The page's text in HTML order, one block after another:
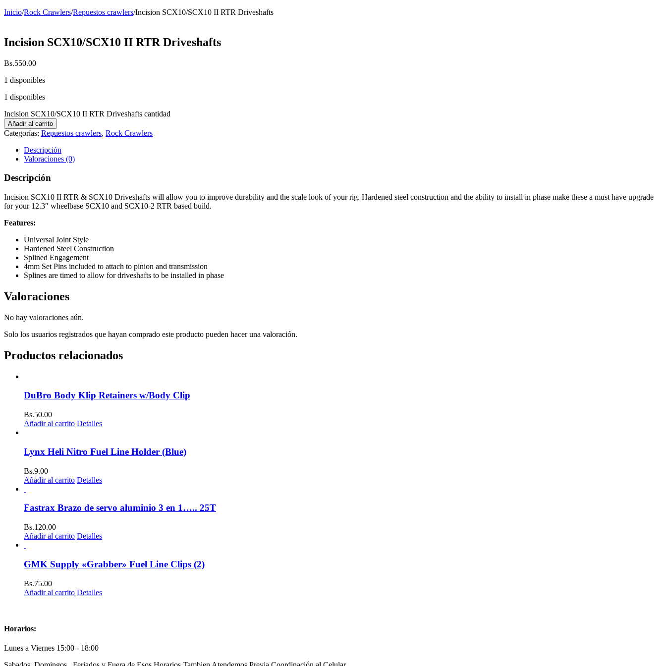
Inicio/Rock Crawlers/Repuestos crawlers/Incision SCX10/SCX10 II RTR Driveshafts
Incision SCX10/SCX10 II RTR Driveshafts
Bs.550.00
1 disponibles
1 disponibles
Incision SCX10/SCX10 II RTR Driveshafts cantidad
Añadir al carrito
Categorías: Repuestos crawlers, Rock Crawlers
Descripción
Valoraciones (0)
Descripción
Incision SCX10 II RTR & SCX10 Driveshafts will allow you to improve durability and the scale look of your rig. Hardened steel construction and the ability to install in phase make these a must have upgrade
for your 12.3″ wheelbase SCX10 and SCX10-2 RTR based build.
Features:
Universal Joint Style
Hardened Steel Construction
Splined Engagement
4mm Set Pins included to attach to pinion and transmission
Splines are timed to allow for driveshafts to be installed in phase
Valoraciones
No hay valoraciones aún.
Solo los usuarios registrados que hayan comprado este producto pueden hacer una valoración.
Productos relacionados
DuBro Body Klip Retainers w/Body Clip
Bs.50.00
Añadir al carrito Detalles
Lynx Heli Nitro Fuel Line Holder (Blue)
Bs.9.00
Añadir al carrito Detalles
Fastrax Brazo de servo aluminio 3 en 1….. 25T
Bs.120.00
Añadir al carrito Detalles
GMK Supply «Grabber» Fuel Line Clips (2)
Bs.75.00
Añadir al carrito Detalles
Horarios:
Lunes a Viernes 15:00 - 18:00